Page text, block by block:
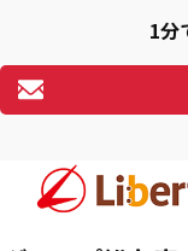
1分